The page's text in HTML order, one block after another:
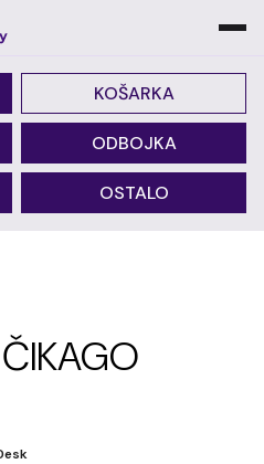
KOŠARKA
ODBOJKA
OSTALO